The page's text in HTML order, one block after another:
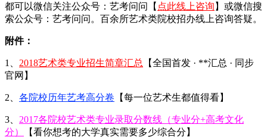
都可以微信关注公众号：艺考问问【 点此线上咨询 】或微信搜
索公众号：艺考问问。百余所艺术类院校招办线上咨询答疑。
附件：
1、 2018艺术类专业招生简章汇总
【全国首发 · **汇总 · 同步
官网】
2、 各院校历年艺考高分卷 【每一位艺术生都值得看】
3、 2017各院校艺术类专业录取分数线（专业分+高考文化
分）
【看你想考的大学真实需要多少综合分】